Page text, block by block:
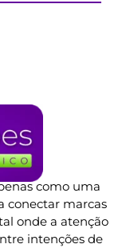
como uma
conectar marcas
onde a atenção
intenções de